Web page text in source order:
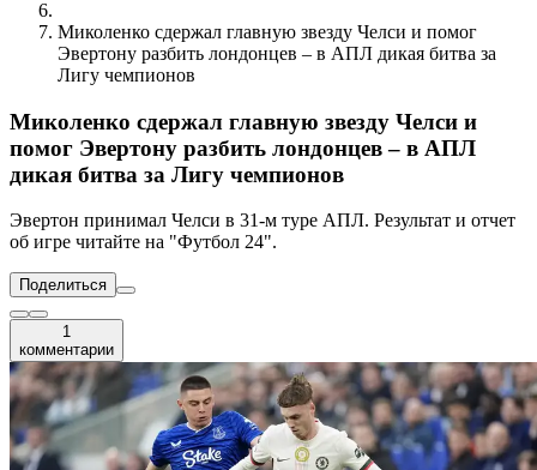
Миколенко сдержал главную звезду Челси и помог
Эвертону разбить лондонцев – в АПЛ дикая битва за
Лигу чемпионов
Миколенко сдержал главную звезду Челси и
помог Эвертону разбить лондонцев – в АПЛ
дикая битва за Лигу чемпионов
Эвертон принимал Челси в 31-м туре АПЛ. Результат и отчет
об игре читайте на "Футбол 24".
Поделиться
1
комментарии